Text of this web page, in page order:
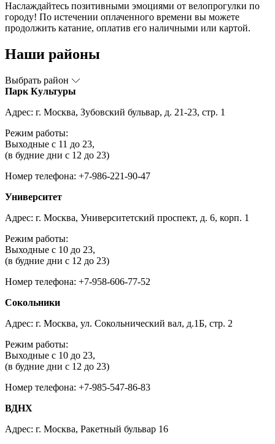
Наслаждайтесь позитивными эмоциями от велопрогулки по
городу! По истечении оплаченного времени вы можете
продолжить катание, оплатив его наличными или картой.
Наши районы
Выбрать район
Парк Культуры
Адрес: г. Москва, Зубовский бульвар, д. 21-23, стр. 1
Режим работы:
Выходные с 11 до 23,
(в будние дни с 12 до 23)
Номер телефона: +7-986-221-90-47
Университет
Адрес: г. Москва, Университетский проспект, д. 6, корп. 1
Режим работы:
Выходные с 10 до 23,
(в будние дни с 12 до 23)
Номер телефона: +7-958-606-77-52
Сокольники
Адрес: г. Москва, ул. Сокольнический вал, д.1Б, стр. 2
Режим работы:
Выходные с 10 до 23,
(в будние дни с 12 до 23)
Номер телефона: +7-985-547-86-83
ВДНХ
Адрес: г. Москва, Ракетный бульвар 16